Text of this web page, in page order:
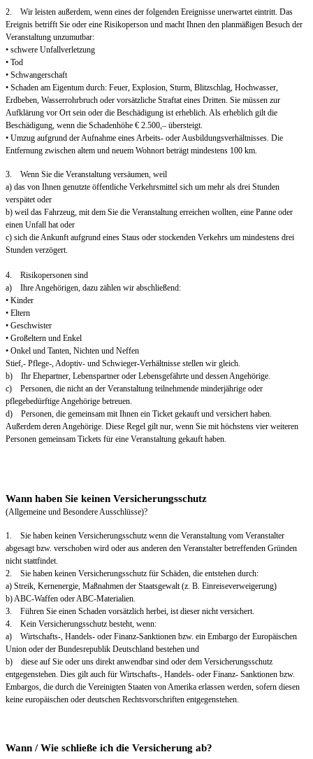
2. Wir leisten außerdem, wenn eines der folgenden Ereignisse unerwartet eintritt. Das
Ereignis betrifft Sie oder eine Risikoperson und macht Ihnen den planmäßigen Besuch der
Veranstaltung unzumutbar:
• schwere Unfallverletzung
• Tod
• Schwangerschaft
• Schaden am Eigentum durch: Feuer, Explosion, Sturm, Blitzschlag, Hochwasser,
Erdbeben, Wasserrohrbruch oder vorsätzliche Straftat eines Dritten. Sie müssen zur
Aufklärung vor Ort sein oder die Beschädigung ist erheblich. Als erheblich gilt die
Beschädigung, wenn die Schadenhöhe € 2.500,– übersteigt.
• Umzug aufgrund der Aufnahme eines Arbeits- oder Ausbildungsverhältnisses. Die
Entfernung zwischen altem und neuem Wohnort beträgt mindestens 100 km.
3. Wenn Sie die Veranstaltung versäumen, weil
a) das von Ihnen genutzte öffentliche Verkehrsmittel sich um mehr als drei Stunden
verspätet oder
b) weil das Fahrzeug, mit dem Sie die Veranstaltung erreichen wollten, eine Panne oder
einen Unfall hat oder
c) sich die Ankunft aufgrund eines Staus oder stockenden Verkehrs um mindestens drei
Stunden verzögert.
4. Risikopersonen sind
a) Ihre Angehörigen, dazu zählen wir abschließend:
• Kinder
• Eltern
• Geschwister
• Großeltern und Enkel
• Onkel und Tanten, Nichten und Neffen
Stief,- Pflege-, Adoptiv- und Schwieger-Verhältnisse stellen wir gleich.
b) Ihr Ehepartner, Lebenspartner oder Lebensgefährte und dessen Angehörige.
c) Personen, die nicht an der Veranstaltung teilnehmende minderjährige oder
pflegebedürftige Angehörige betreuen.
d) Personen, die gemeinsam mit Ihnen ein Ticket gekauft und versichert haben.
Außerdem deren Angehörige. Diese Regel gilt nur, wenn Sie mit höchstens vier weiteren
Personen gemeinsam Tickets für eine Veranstaltung gekauft haben.
Wann haben Sie keinen Versicherungsschutz
(Allgemeine und Besondere Ausschlüsse)?
1. Sie haben keinen Versicherungsschutz wenn die Veranstaltung vom Veranstalter
abgesagt bzw. verschoben wird oder aus anderen den Veranstalter betreffenden Gründen
nicht stattfindet.
2. Sie haben keinen Versicherungsschutz für Schäden, die entstehen durch:
a) Streik, Kernenergie, Maßnahmen der Staatsgewalt (z. B. Einreiseverweigerung)
b) ABC-Waffen oder ABC-Materialien.
3. Führen Sie einen Schaden vorsätzlich herbei, ist dieser nicht versichert.
4. Kein Versicherungsschutz besteht, wenn:
a) Wirtschafts-, Handels- oder Finanz-Sanktionen bzw. ein Embargo der Europäischen
Union oder der Bundesrepublik Deutschland bestehen und
b) diese auf Sie oder uns direkt anwendbar sind oder dem Versicherungsschutz
entgegenstehen. Dies gilt auch für Wirtschafts-, Handels- oder Finanz- Sanktionen bzw.
Embargos, die durch die Vereinigten Staaten von Amerika erlassen werden, sofern diesen
keine europäischen oder deutschen Rechtsvorschriften entgegenstehen.
Wann / Wie schließe ich die Versicherung ab?